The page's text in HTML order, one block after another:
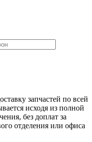
запчастей по всей
исходя из полной
без доплат за
отделения или офиса